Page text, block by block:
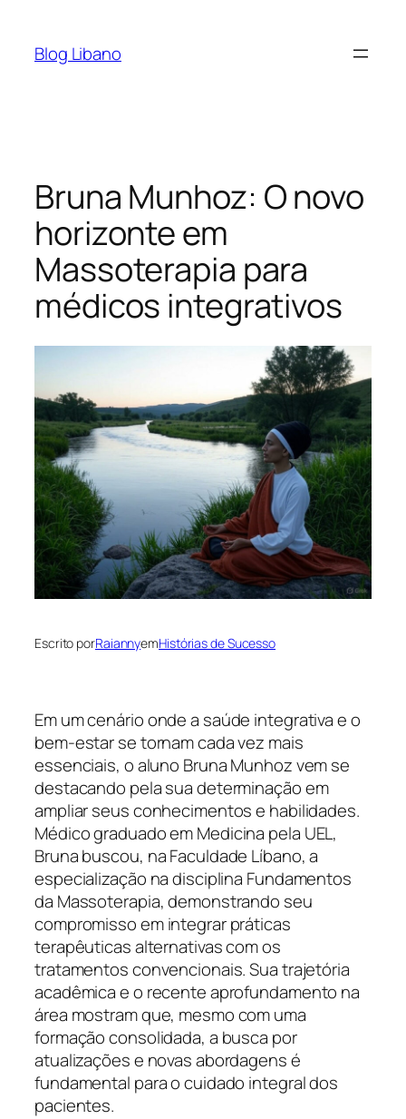
Blog Libano
Bruna Munhoz: O novo
horizonte em
Massoterapia para
médicos integrativos
Escrito porRaiannyemHistórias de Sucesso
Em um cenário onde a saúde integrativa e o
bem-estar se tornam cada vez mais
essenciais, o aluno Bruna Munhoz vem se
destacando pela sua determinação em
ampliar seus conhecimentos e habilidades.
Médico graduado em Medicina pela UEL,
Bruna buscou, na Faculdade Líbano, a
especialização na disciplina Fundamentos
da Massoterapia, demonstrando seu
compromisso em integrar práticas
terapêuticas alternativas com os
tratamentos convencionais. Sua trajetória
acadêmica e o recente aprofundamento na
área mostram que, mesmo com uma
formação consolidada, a busca por
atualizações e novas abordagens é
fundamental para o cuidado integral dos
pacientes.